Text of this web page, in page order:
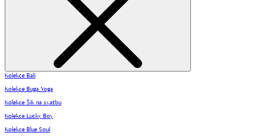
Kolekce Bali
Kolekce Buga Yoga
Kolekce Šik na svatbu
Kolekce Lucky Boy
Kolekce Blue Soul